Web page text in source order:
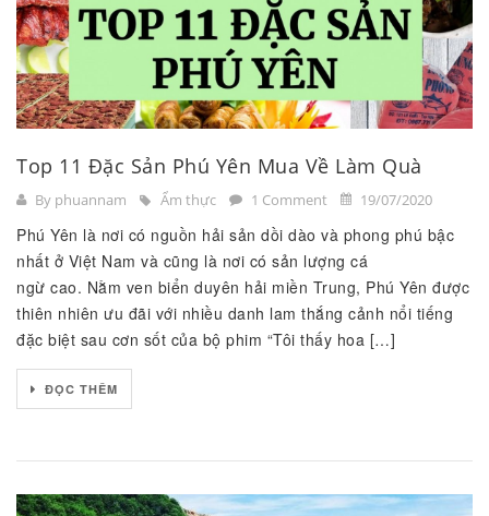
Top 11 Đặc Sản Phú Yên Mua Về Làm Quà
By phuannam Ẩm thực 1 Comment 19/07/2020
Phú Yên là nơi có nguồn hải sản dồi dào và phong phú bậc
nhất ở Việt Nam và cũng là nơi có sản lượng cá
ngừ cao. Nằm ven biển duyên hải miền Trung, Phú Yên được
thiên nhiên ưu đãi với nhiều danh lam thắng cảnh nổi tiếng
đặc biệt sau cơn sốt của bộ phim “Tôi thấy hoa […]
ĐỌC THÊM